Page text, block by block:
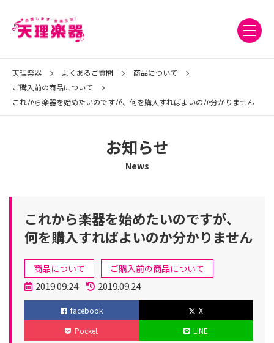
天理楽器 よくあるご質問
商品について
ご購入前の商品について
これから楽器を始めたいのですが、何を購入すればよいのか分かりません
お知らせ
News
これから楽器を始めたいのですが、
何を購入すればよいのか分かりません
テ
ゴ
リ
商品について ご購入前の商品について
投
稿
日
2019.09.24
更
新
2019.09.24
facebook
X
Pocket
LINE